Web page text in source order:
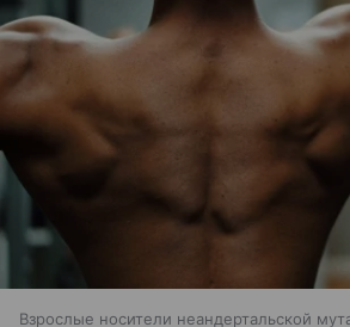
Взрослые носители неандертальской